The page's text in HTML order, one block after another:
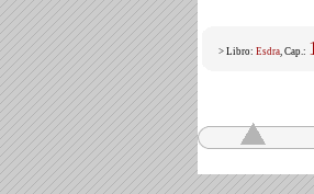
> Libro: Esdra, Cap.: